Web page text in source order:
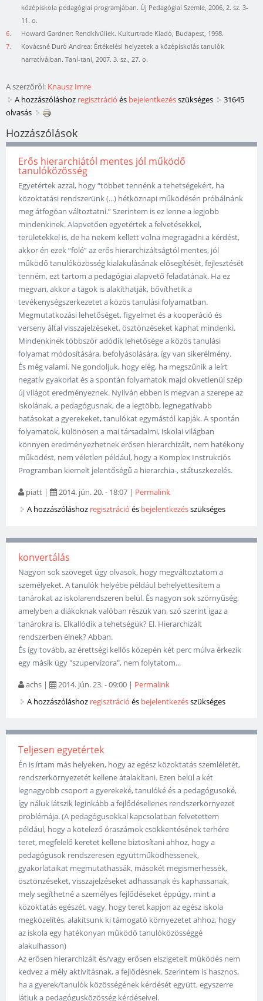
középiskola pedagógiai programjában. Új Pedagógiai Szemle, 2006, 2. sz. 3-
11. o.
6.
Howard Gardner: Rendkívüliek. Kulturtrade Kiadó, Budapest, 1998.
7.
Kovácsné Duró Andrea: Értékelési helyzetek a középiskolás tanulók
narratíváiban. Taní-tani, 2007. 3. sz., 27. o.
A szerzőről: Knausz Imre
A hozzászóláshoz regisztráció és bejelentkezésszükséges
31645
olvasás
Hozzászólások
Erős hierarchiától mentes jól működő
tanulóközösség
Egyetértek azzal, hogy “többet tennénk a tehetségekért, ha
közoktatási rendszerünk (...) hétköznapi működésén próbálnánk
meg átfogóan változtatni.” Szerintem is ez lenne a legjobb
mindenkinek. Alapvetően egyetértek a felvetésekkel,
területekkel is, de ha nekem kellett volna megragadni a kérdést,
akkor én ezek “fölé” az erős hierarchizáltságtól mentes, jól
működő tanulóközösség kialakulásának elősegítését, fejlesztését
tenném, ezt tartom a pedagógiai alapvető feladatának. Ha ez
megvan, akkor a tagok is alakíthatják, bővíthetik a
tevékenységszerkezetet a közös tanulási folyamatban.
Megmutatkozási lehetőséget, figyelmet és a kooperáció és
verseny által visszajelzéseket, ösztönzéseket kaphat mindenki.
Mindenkinek többször adódik lehetősége a közös tanulási
folyamat módosítására, befolyásolására, így van sikerélmény.
És még valami. Ne gondoljuk, hogy elég, ha megszűnik a leírt
negatív gyakorlat és a spontán folyamatok majd okvetlenül szép
új világot eredményeznek. Nyilván ebben is megvan a szerepe az
iskolának, a pedagógusnak, de a legtöbb, legnegatívabb
hatásokat a gyerekeket, tanulókat egymástól kapják. A spontán
folyamatok, különösen a mai társadalmi, iskolai világban
könnyen eredményezhetnek erősen hierarchizált, nem hatékony
működést, nem véletlen például, hogy a Komplex Instrukciós
Programban kiemelt jelentőségű a hierarchia-, státuszkezelés.
piatt | 2014. jún. 20. - 18:07 | Permalink
A hozzászóláshoz regisztráció és bejelentkezésszükséges
konvertálás
Nagyon sok szöveget úgy olvasok, hogy megváltoztatom a
személyeket. A tanulók helyébe például behelyettesítem a
tanárokat az iskolarendszeren belül. És nagyon sok szörnyűség,
amelyben a diákoknak valóban részük van, szó szerint igaz a
tanárokra is. Elkallódik a tehetségük? El. Hierarchizált
rendszerben élnek? Abban.
És így tovább, az érettségi kellős közepén két perc múlva érkezik
egy másik ügy "szupervízora", nem folytatom...
achs | 2014. jún. 23. - 09:00 | Permalink
A hozzászóláshoz regisztráció és bejelentkezésszükséges
Teljesen egyetértek
Én is írtam más helyeken, hogy az egész közoktatás szemléletét,
rendszerkörnyezetét kellene átalakítani. Ezen belül a két
legnagyobb csoport a gyerekeké, tanulóké és a pedagógusoké,
így náluk látszik leginkább a fejlődésellenes rendszerkörnyezet
problémája. (A pedagógusokkal kapcsolatban felvetettem
például, hogy a kötelező óraszámok csökkentésének terhére
teret, megfelelő keretet kellene biztosítani ahhoz, hogy a
pedagógusok rendszeresen együttműködhessenek,
gyakorlataikat megmutathassák, másokét megismerhessék,
ösztönzéseket, visszajelzéseket adhassanak és kaphassanak,
mely segíthetné a személyes fejlődéseket éppúgy, mint a
közoktatás egészét, vagy, hogy teret kapjon az egész iskola
megközelítés, alakítsunk ki támogató környezetet ahhoz, hogy
az iskola egy hatékonyan működő tanulóközösséggé
alakulhasson)
Az erősen hierarchizált és/vagy erősen elszigetelt működés nem
kedvez a mély aktivitásnak, a fejlődésnek. Szerintem is hasznos,
ha a gyerek/tanulók közösségének kérdését együtt, egyszerre
látjuk a pedagógusközösség kérdéseivel.